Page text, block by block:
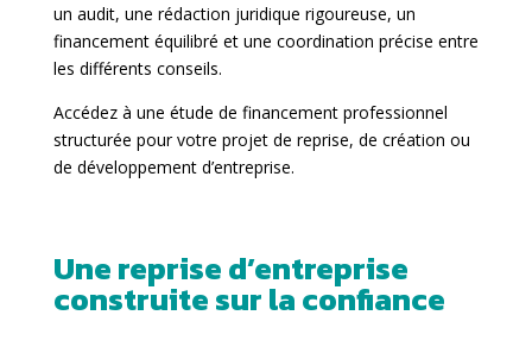
un audit, une rédaction juridique rigoureuse, un
financement équilibré et une coordination précise entre
les différents conseils.
Accédez à une étude de financement professionnel
structurée pour votre projet de reprise, de création ou
de développement d’entreprise.
Une reprise d’entreprise
construite sur la confiance